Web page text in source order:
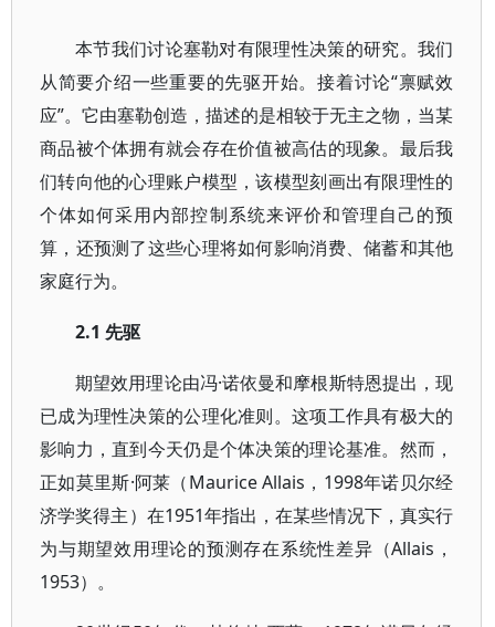
本节我们讨论塞勒对有限理性决策的研究。我们
从简要介绍一些重要的先驱开始。接着讨论“禀赋效
应”。它由塞勒创造，描述的是相较于无主之物，当某
商品被个体拥有就会存在价值被高估的现象。最后我
们转向他的心理账户模型，该模型刻画出有限理性的
个体如何采用内部控制系统来评价和管理自己的预
算，还预测了这些心理将如何影响消费、储蓄和其他
家庭行为。
2.1 先驱
期望效用理论由冯·诺依曼和摩根斯特恩提出，现
已成为理性决策的公理化准则。这项工作具有极大的
影响力，直到今天仍是个体决策的理论基准。然而，
正如莫里斯·阿莱（Maurice Allais，1998年诺贝尔经
济学奖得主）在1951年指出，在某些情况下，真实行
为与期望效用理论的预测存在系统性差异（Allais，
1953）。